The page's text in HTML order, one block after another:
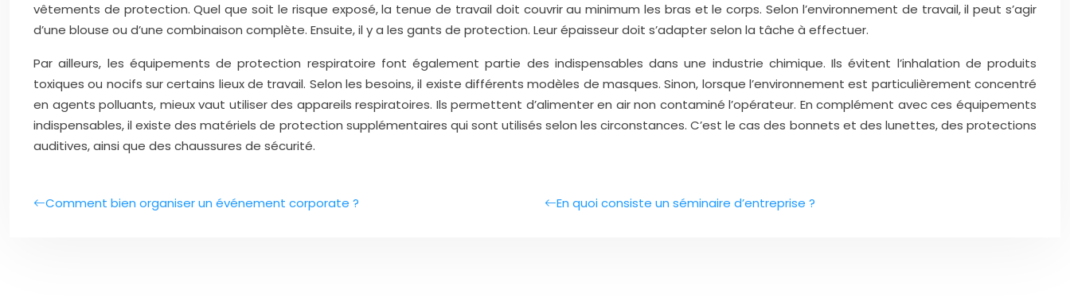
vêtements de protection. Quel que soit le risque exposé, la tenue de travail doit couvrir au minimum les bras et le corps. Selon l’environnement de travail, il peut s’agir
d’une blouse ou d’une combinaison complète. Ensuite, il y a les gants de protection. Leur épaisseur doit s’adapter selon la tâche à effectuer.
Par ailleurs, les équipements de protection respiratoire font également partie des indispensables dans une industrie chimique. Ils évitent l’inhalation de produits
toxiques ou nocifs sur certains lieux de travail. Selon les besoins, il existe différents modèles de masques. Sinon, lorsque l’environnement est particulièrement concentré
en agents polluants, mieux vaut utiliser des appareils respiratoires. Ils permettent d’alimenter en air non contaminé l’opérateur. En complément avec ces équipements
indispensables, il existe des matériels de protection supplémentaires qui sont utilisés selon les circonstances. C’est le cas des bonnets et des lunettes, des protections
auditives, ainsi que des chaussures de sécurité.
Comment bien organiser un événement corporate ? En quoi consiste un séminaire d’entreprise ?